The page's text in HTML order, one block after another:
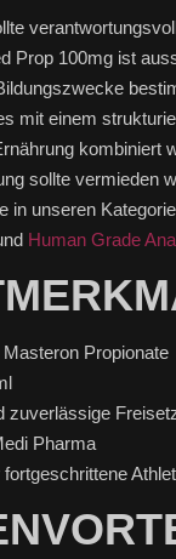
Prop 100mg ist
mit einem
kombiniert
sollte vermieden
in unseren
Human Grade
Propionate
zuverlässige
Pharma